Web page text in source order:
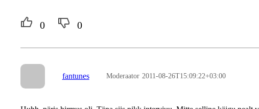
0 0
fantunes Moderaator 2011-08-26T15:09:22+03:00